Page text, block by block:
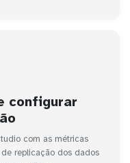
configurar
com as métricas
replicação dos dados